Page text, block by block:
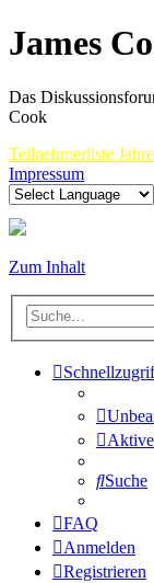
James
Das
Cook
Teilnehmerliste
Impressum
Zum Inhalt
Suche
FAQ
Anmelden
Registrieren